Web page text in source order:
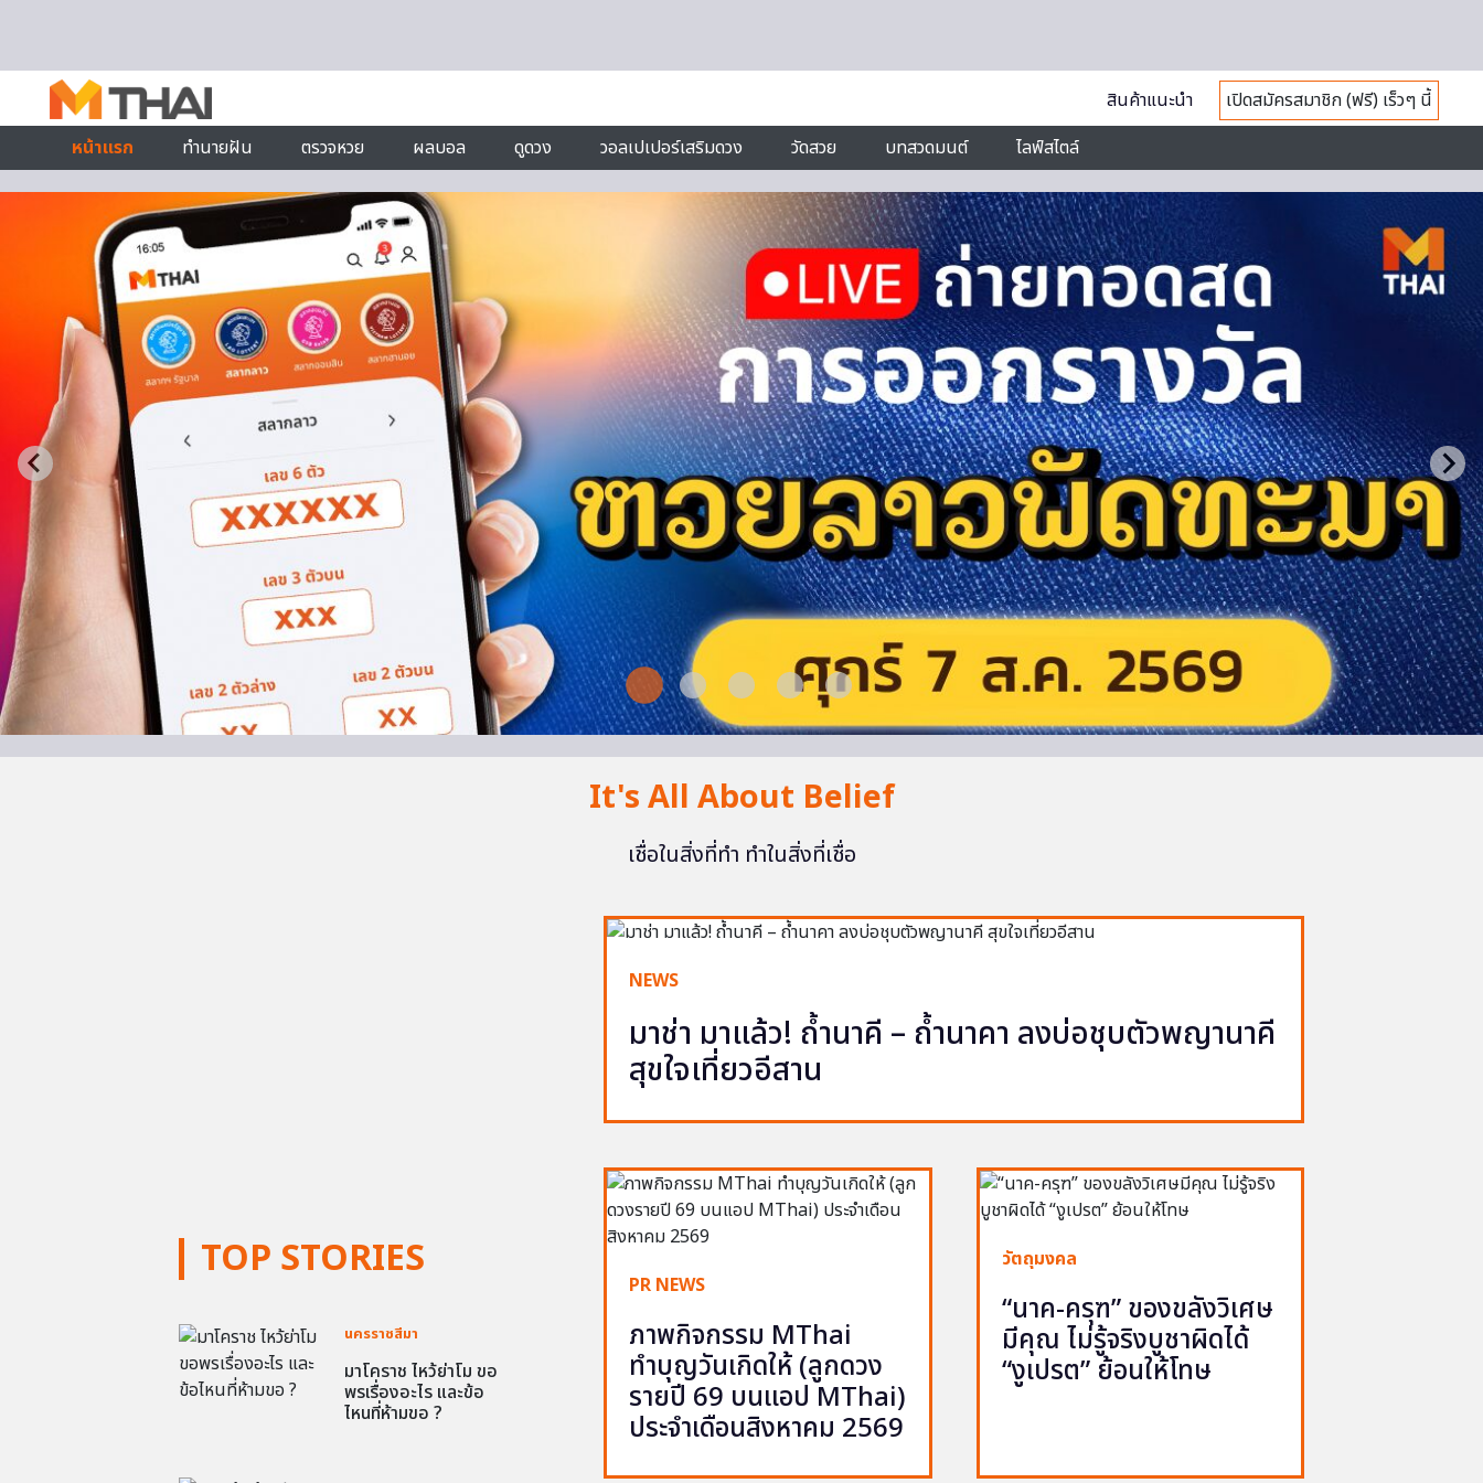
สินค้าแนะนำ
เปิดสมัครสมาชิก (ฟรี) เร็วๆ นี้
หน้าแรก
ทำนายฝัน ตรวจหวย ผลบอล ดูดวง วอลเปเปอร์เสริมดวง วัดสวย บทสวดมนต์ ไลฟ์สไตล์
It's All About Belief
เชื่อในสิ่งที่ทำ ทำในสิ่งที่เชื่อ
TOP STORIES
นครราชสีมา
มาโคราช ไหว้ย่าโม ขอ
พรเรื่องอะไร และข้อ
ไหนที่ห้ามขอ ?
NEWS
มาช่า มาแล้ว! ถ้ำนาคี – ถ้ำนาคา ลงบ่อชุบตัวพญานาคี
สุขใจเที่ยวอีสาน
PR NEWS
ภาพกิจกรรม MThai
ทำบุญวันเกิดให้ (ลูกดวง
รายปี 69 บนแอป MThai)
ประจำเดือนสิงหาคม 2569
วัตถุมงคล
“นาค-ครุฑ” ของขลังวิเศษ
มีคุณ ไม่รู้จริงบูชาผิดได้
“งูเปรต” ย้อนให้โทษ